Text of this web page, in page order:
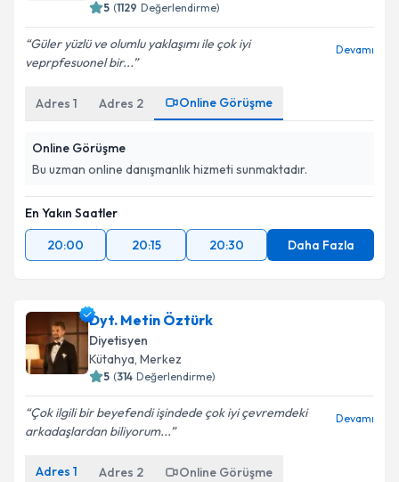
5 (1129 Değerlendirme)
Güler yüzlü ve olumlu yaklaşımı ile çok iyi
veprpfesuonel bir...
Devamı
Adres 1 Adres 2 Online Görüşme
Online Görüşme
Bu uzman online danışmanlık hizmeti sunmaktadır.
En Yakın Saatler
20:00
20:15 20:30 Daha Fazla
Dyt. Metin Öztürk
Diyetisyen
Kütahya, Merkez
5 (314 Değerlendirme)
Çok ilgili bir beyefendi işindede çok iyi çevremdeki
arkadaşlardan biliyorum...
Devamı
Adres 1 Adres 2 Online Görüşme